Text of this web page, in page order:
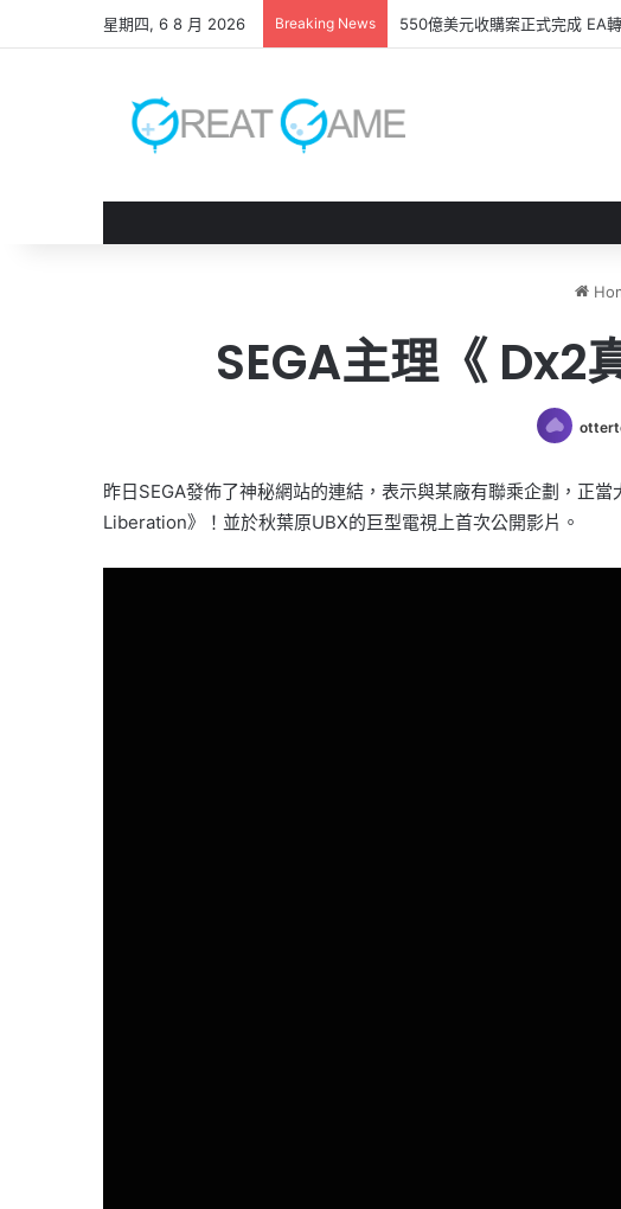
星期四, 6 8 月 2026 Breaking News 550億美元收購案正式完成 EA
SEGA主理《
昨日SEGA發佈了神秘網站的連結，表示與某廠有聯乘企劃，正
Liberation》！並於秋葉原UBX的巨型電視上首次公開影片。